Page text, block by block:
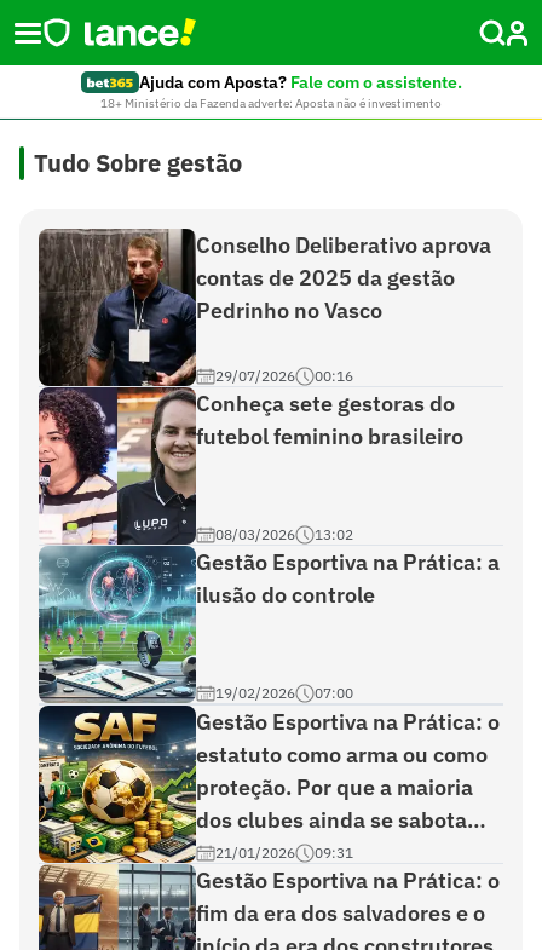
Ajuda com Aposta? Fale com o assistente.
18+ Ministério da Fazenda adverte: Aposta não é investimento
Tudo Sobre gestão
Conselho Deliberativo aprova
contas de 2025 da gestão
Pedrinho no Vasco
29/07/2026 00:16
Conheça sete gestoras do
futebol feminino brasileiro
08/03/2026 13:02
Gestão Esportiva na Prática: a
ilusão do controle
19/02/2026 07:00
Gestão Esportiva na Prática: o
estatuto como arma ou como
proteção. Por que a maioria
dos clubes ainda se sabota
por dentro
21/01/2026 09:31
Gestão Esportiva na Prática: o
fim da era dos salvadores e o